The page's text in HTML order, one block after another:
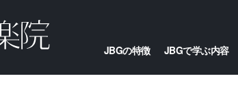
JBGの特徴
JBGで学ぶ内容